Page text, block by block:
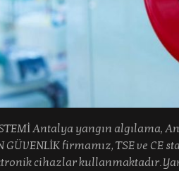
Antalya yangın algılama,
firmamız, TSE ve CE
cihazlar kullanmaktadır.